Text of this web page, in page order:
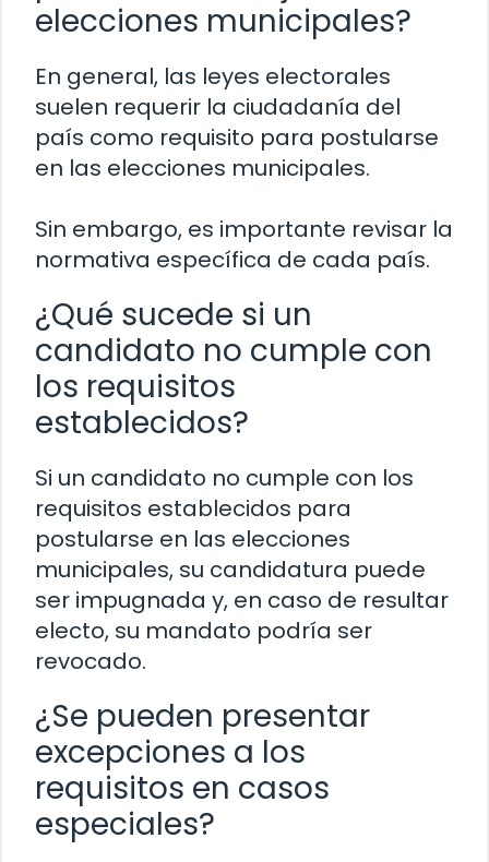
elecciones municipales?
En general, las leyes electorales
suelen requerir la ciudadanía del
país como requisito para postularse
en las elecciones municipales.
Sin embargo, es importante revisar la
normativa específica de cada país.
¿Qué sucede si un
candidato no cumple con
los requisitos
establecidos?
Si un candidato no cumple con los
requisitos establecidos para
postularse en las elecciones
municipales, su candidatura puede
ser impugnada y, en caso de resultar
electo, su mandato podría ser
revocado.
¿Se pueden presentar
excepciones a los
requisitos en casos
especiales?